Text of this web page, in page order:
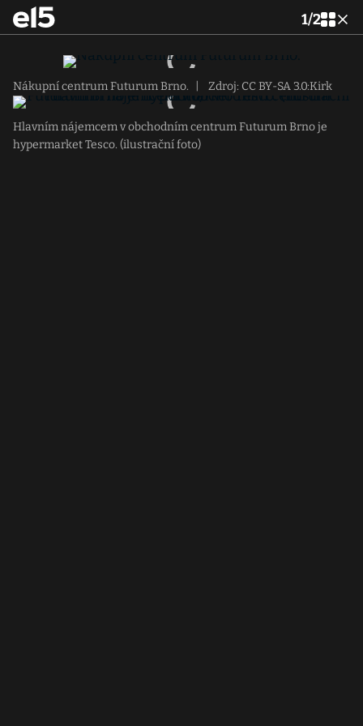
1/2
Nákupní centrum Futurum Brno. Zdroj: CC BY-SA 3.0:Kirk
Hlavním nájemcem v obchodním centrum Futurum Brno je
hypermarket Tesco. (ilustrační foto)